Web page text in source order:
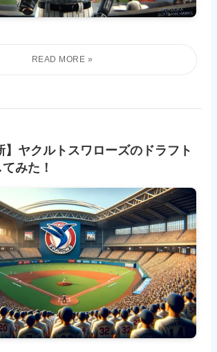
】ヤクルトスワローズのドラフト
みた！